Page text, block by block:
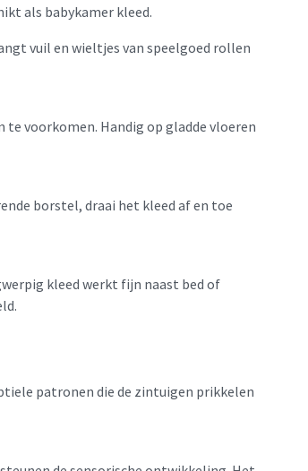
als babykamer kleed.
vuil en wieltjes van speelgoed rollen
te voorkomen. Handig op gladde vloeren
borstel, draai het kleed af en toe
kleed werkt fijn naast bed of
patronen die de zintuigen prikkelen